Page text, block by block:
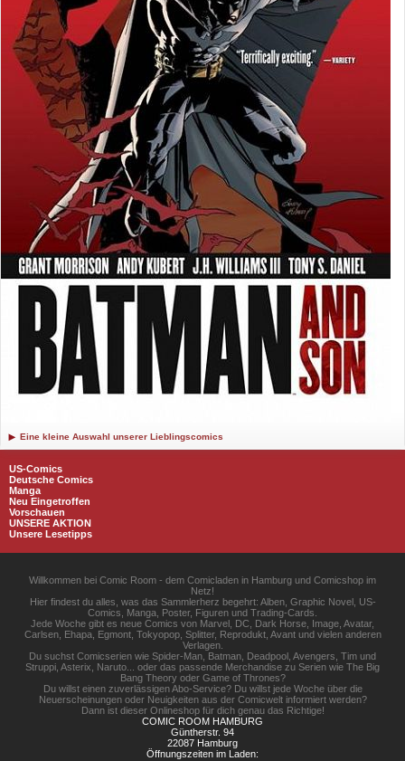
Eine kleine Auswahl unserer Lieblingscomics
US-Comics
Deutsche Comics
Manga
Neu Eingetroffen
Vorschauen
UNSERE AKTION
Unsere Lesetipps
Willkommen bei Comic Room - dem Comicladen in Hamburg und Comicshop im
Netz!
Hier findest du alles, was das Sammlerherz begehrt: Alben, Graphic Novel, US-
Comics, Manga, Poster, Figuren und Trading-Cards.
Jede Woche gibt es neue Comics von Marvel, DC, Dark Horse, Image, Avatar,
Carlsen, Ehapa, Egmont, Tokyopop, Splitter, Reprodukt, Avant und vielen anderen
Verlagen.
Du suchst Comicserien wie Spider-Man, Batman, Deadpool, Avengers, Tim und
Struppi, Asterix, Naruto... oder das passende Merchandise zu Serien wie The Big
Bang Theory oder Game of Thrones?
Du willst einen zuverlässigen Abo-Service? Du willst jede Woche über die
Neuerscheinungen oder Neuigkeiten aus der Comicwelt informiert werden?
Dann ist dieser Onlineshop für dich genau das Richtige!
COMIC ROOM HAMBURG
Güntherstr. 94
22087 Hamburg
Öffnungszeiten im Laden: